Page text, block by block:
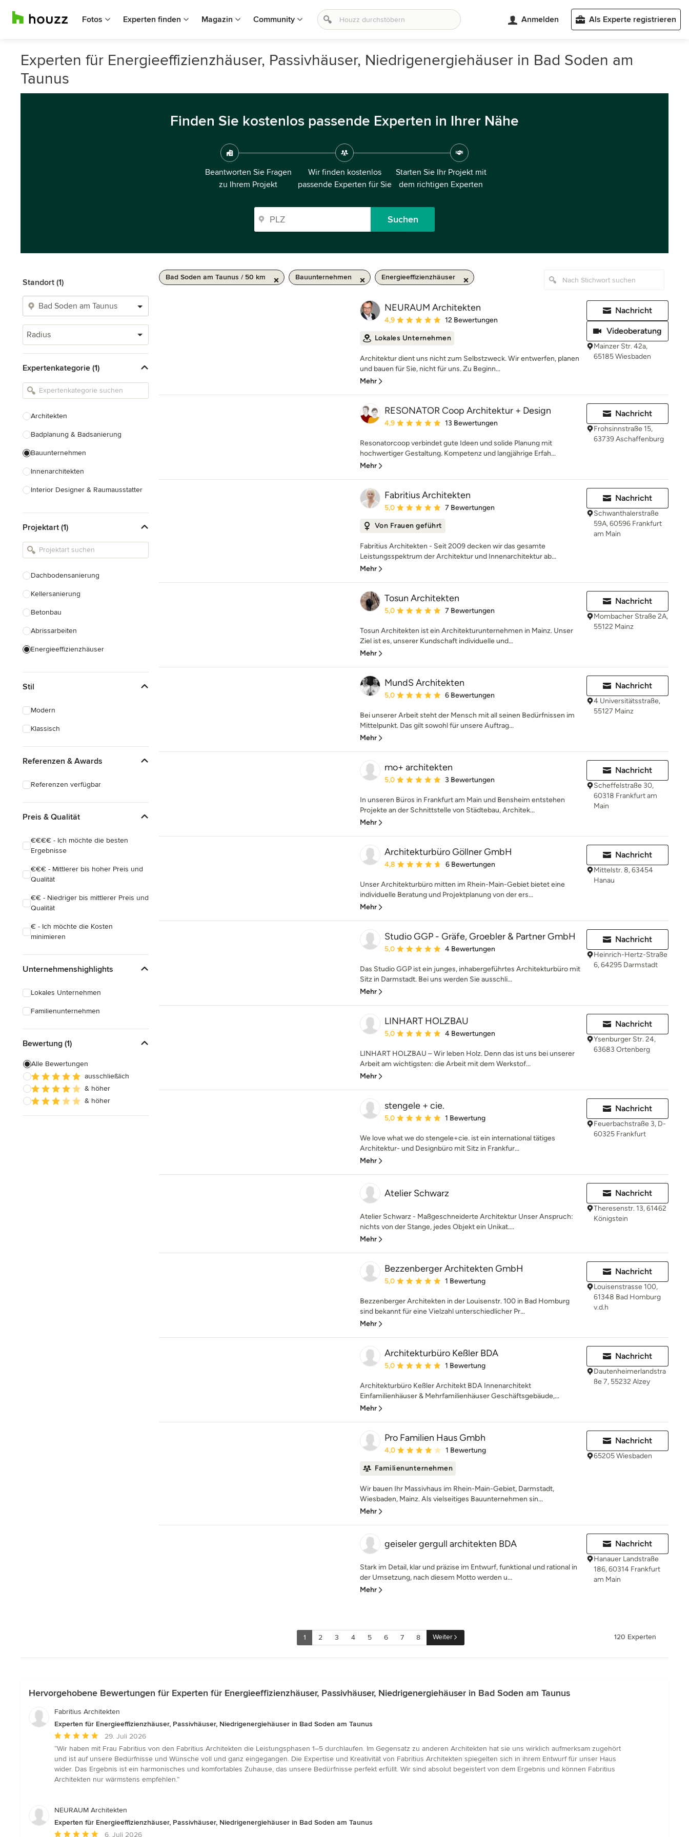
Fotos Experten finden Magazin Community Anmelden Als Experte registrieren
Experten für Energieeffizienzhäuser, Passivhäuser, Niedrigenergiehäuser in Bad Soden am
Taunus
Finden Sie kostenlos passende Experten in Ihrer Nähe
Beantworten Sie Fragen
zu Ihrem Projekt
Wir finden kostenlos
passende Experten für Sie
Starten Sie Ihr Projekt mit
dem richtigen Experten
Suchen
Standort (1)
Radius
Expertenkategorie (1)
Architekten
Badplanung & Badsanierung
Bauunternehmen
Innenarchitekten
Interior Designer & Raumausstatter
Landschaftsarchitekten
Armaturen & Sanitärbedarf
Projektart (1)
Dachbodensanierung
Kellersanierung
Betonbau
Abrissarbeiten
Energieeffizienzhäuser
Garagenbau
Alle anzeigen
Stil
Modern
Klassisch
Referenzen & Awards
Referenzen verfügbar
Preis & Qualität
€€€€ - Ich möchte die besten
Ergebnisse
€€€ - Mittlerer bis hoher Preis und
Qualität
€€ - Niedriger bis mittlerer Preis und
Qualität
€ - Ich möchte die Kosten
minimieren
Unternehmenshighlights
Lokales Unternehmen
Familienunternehmen
Bewertung (1)
Alle Bewertungen
ausschließlich
& höher
& höher
Bad Soden am Taunus / 50 km Bauunternehmen Energieeffizienzhäuser
NEURAUM Architekten
Durchschnittliche Bewertung: 4.9 von 5 Sternen
4,9 12 Bewertungen
Lokales Unternehmen
Architektur dient uns nicht zum Selbstzweck. Wir entwerfen, planen
und bauen für Sie, nicht für uns. Zu Beginn...
Mehr
Nachricht
Videoberatung
Mainzer Str. 42a,
65185 Wiesbaden
RESONATOR Coop Architektur + Design
Durchschnittliche Bewertung: 4.9 von 5 Sternen
4,9 13 Bewertungen
Resonatorcoop verbindet gute Ideen und solide Planung mit
hochwertiger Gestaltung. Kompetenz und langjährige Erfah...
Mehr
Nachricht
Frohsinnstraße 15,
63739 Aschaffenburg
Fabritius Architekten
Durchschnittliche Bewertung: 5 von 5 Sternen
5,0 7 Bewertungen
Von Frauen geführt
Fabritius Architekten - Seit 2009 decken wir das gesamte
Leistungsspektrum der Architektur und Innenarchitektur ab...
Mehr
Nachricht
Schwanthalerstraße
59A, 60596 Frankfurt
am Main
Tosun Architekten
Durchschnittliche Bewertung: 5 von 5 Sternen
5,0 7 Bewertungen
Tosun Architekten ist ein Architekturunternehmen in Mainz. Unser
Ziel ist es, unserer Kundschaft individuelle und...
Mehr
Nachricht
Mombacher Straße 2A,
55122 Mainz
MundS Architekten
Durchschnittliche Bewertung: 5 von 5 Sternen
5,0 6 Bewertungen
Bei unserer Arbeit steht der Mensch mit all seinen Bedürfnissen im
Mittelpunkt. Das gilt sowohl für unsere Auftrag...
Mehr
Nachricht
4 Universitätsstraße,
55127 Mainz
mo+ architekten
Durchschnittliche Bewertung: 5 von 5 Sternen
5,0 3 Bewertungen
In unseren Büros in Frankfurt am Main und Bensheim entstehen
Projekte an der Schnittstelle von Städtebau, Architek...
Mehr
Nachricht
Scheffelstraße 30,
60318 Frankfurt am
Main
Architekturbüro Göllner GmbH
Durchschnittliche Bewertung: 4.8 von 5 Sternen
4,8 6 Bewertungen
Unser Architekturbüro mitten im Rhein-Main-Gebiet bietet eine
individuelle Beratung und Projektplanung von der ers...
Mehr
Nachricht
Mittelstr. 8, 63454
Hanau
Studio GGP - Gräfe, Groebler & Partner GmbH
Durchschnittliche Bewertung: 5 von 5 Sternen
5,0 4 Bewertungen
Das Studio GGP ist ein junges, inhabergeführtes Architekturbüro mit
Sitz in Darmstadt. Bei uns werden Sie ausschli...
Mehr
Nachricht
Heinrich-Hertz-Straße
6, 64295 Darmstadt
LINHART HOLZBAU
Durchschnittliche Bewertung: 5 von 5 Sternen
5,0 4 Bewertungen
LINHART HOLZBAU – Wir leben Holz. Denn das ist uns bei unserer
Arbeit am wichtigsten: die Arbeit mit dem Werkstof...
Mehr
Nachricht
Ysenburger Str. 24,
63683 Ortenberg
stengele + cie.
Durchschnittliche Bewertung: 5 von 5 Sternen
5,0 1 Bewertung
We love what we do stengele+cie. ist ein international tätiges
Architektur- und Designbüro mit Sitz in Frankfur...
Mehr
Nachricht
Feuerbachstraße 3, D-
60325 Frankfurt
Atelier Schwarz
Atelier Schwarz - Maßgeschneiderte Architektur Unser Anspruch:
nichts von der Stange, jedes Objekt ein Unikat....
Mehr
Nachricht
Theresenstr. 13, 61462
Königstein
Bezzenberger Architekten GmbH
Durchschnittliche Bewertung: 5 von 5 Sternen
5,0 1 Bewertung
Bezzenberger Architekten in der Louisenstr. 100 in Bad Homburg
sind bekannt für eine Vielzahl unterschiedlicher Pr...
Mehr
Nachricht
Louisenstrasse 100,
61348 Bad Homburg
v.d.h
Architekturbüro Keßler BDA
Durchschnittliche Bewertung: 5 von 5 Sternen
5,0 1 Bewertung
Architekturbüro Keßler Architekt BDA Innenarchitekt
Einfamilienhäuser & Mehrfamilienhäuser Geschäftsgebäude,...
Mehr
Nachricht
Dautenheimerlandstra
ße 7, 55232 Alzey
Pro Familien Haus Gmbh
Durchschnittliche Bewertung: 4 von 5 Sternen
4,0 1 Bewertung
Familienunternehmen
Wir bauen Ihr Massivhaus im Rhein-Main-Gebiet, Darmstadt,
Wiesbaden, Mainz. Als vielseitiges Bauunternehmen sin...
Mehr
Nachricht
65205 Wiesbaden
geiseler gergull architekten BDA
Stark im Detail, klar und präzise im Entwurf, funktional und rational in
der Umsetzung, nach diesem Motto werden u...
Mehr
Nachricht
Hanauer Landstraße
186, 60314 Frankfurt
am Main
1 2 3 4 5 6 7 8 Weiter 120 Experten
Hervorgehobene Bewertungen für Experten für Energieeffizienzhäuser, Passivhäuser, Niedrigenergiehäuser in Bad Soden am Taunus
Fabritius Architekten
Experten für Energieeffizienzhäuser, Passivhäuser, Niedrigenergiehäuser in Bad Soden am Taunus
Durchschnittliche
Bewertung:
5
von
5
29. Juli 2026
“Wir haben mit Frau Fabritius von den Fabritius Architekten die Leistungsphasen 1–5 durchlaufen. Im Gegensatz zu anderen Architekten hat sie uns wirklich aufmerksam zugehört
und ist auf unsere Bedürfnisse und Wünsche voll und ganz eingegangen. Die Expertise und Kreativität von Fabritius Architekten spiegelten sich in ihrem Entwurf für unser Haus
wider. Das Ergebnis ist ein harmonisches und komfortables Zuhause, das unsere Bedürfnisse perfekt erfüllt. Wir sind absolut begeistert von dem Ergebnis und können Fabritius
Architekten nur wärmstens empfehlen.”
NEURAUM Architekten
Experten für Energieeffizienzhäuser, Passivhäuser, Niedrigenergiehäuser in Bad Soden am Taunus
Durchschnittliche6. Juli 2026